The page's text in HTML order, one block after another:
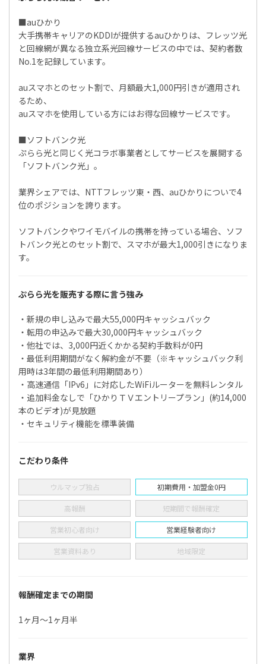
■auひかり
大手携帯キャリアのKDDIが提供するauひかりは、フレッツ光
と回線網が異なる独立系光回線サービスの中では、契約者数
No.1を記録しています。
auスマホとのセット割で、月額最大1,000円引きが適用され
るため、
auスマホを使用している方にはお得な回線サービスです。
■ソフトバンク光
ぷらら光と同じく光コラボ事業者としてサービスを展開する
「ソフトバンク光」。
業界シェアでは、NTTフレッツ東・西、auひかりについで4
位のポジションを誇ります。
ソフトバンクやワイモバイルの携帯を持っている場合、ソフ
トバンク光とのセット割で、スマホが最大1,000引きになりま
す。
ぷらら光を販売する際に言う強み
・新規の申し込みで最大55,000円キャッシュバック
・転用の申込みで最大30,000円キャッシュバック
・他社では、3,000円近くかかる契約手数料が0円
・最低利用期間がなく解約金が不要（※キャッシュバック利
用時は3年間の最低利用期間あり）
・高速通信「IPv6」に対応したWiFiルーターを無料レンタル
・追加料金なしで「ひかりＴＶエントリープラン」(約14,000
本のビデオ)が見放題
・セキュリティ機能を標準装備
こだわり条件
ウルマップ独占 初期費用・加盟金0円
高報酬 短期間で報酬確定
営業初心者向け 営業経験者向け
営業資料あり 地域限定
報酬確定までの期間
1ヶ月〜1ヶ月半
業界